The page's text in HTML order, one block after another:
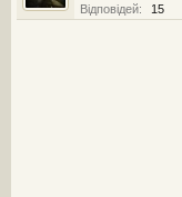
Відповідей:
15